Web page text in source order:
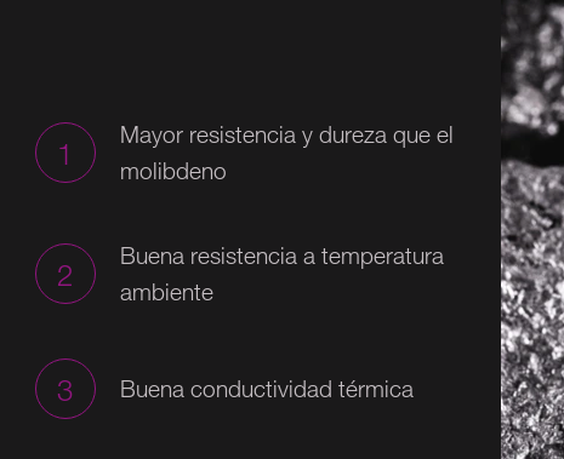
1
Mayor resistencia y dureza que el
molibdeno
2
Buena resistencia a temperatura
ambiente
3 Buena conductividad térmica